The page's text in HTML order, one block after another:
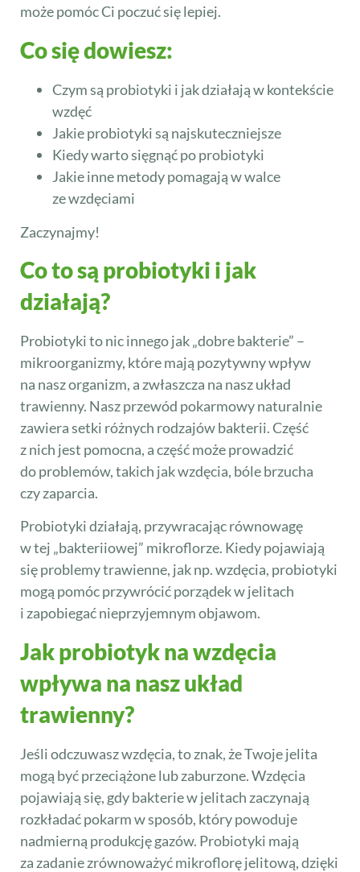
może pomóc Ci poczuć się lepiej.
Co się dowiesz:
Czym są probiotyki i jak działają w kontekście
wzdęć
Jakie probiotyki są najskuteczniejsze
Kiedy warto sięgnąć po probiotyki
Jakie inne metody pomagają w walce
ze wzdęciami
Zaczynajmy!
Co to są probiotyki i jak
działają?
Probiotyki to nic innego jak „dobre bakterie” –
mikroorganizmy, które mają pozytywny wpływ
na nasz organizm, a zwłaszcza na nasz układ
trawienny. Nasz przewód pokarmowy naturalnie
zawiera setki różnych rodzajów bakterii. Część
z nich jest pomocna, a część może prowadzić
do problemów, takich jak wzdęcia, bóle brzucha
czy zaparcia.
Probiotyki działają, przywracając równowagę
w tej „bakteriiowej” mikroflorze. Kiedy pojawiają
się problemy trawienne, jak np. wzdęcia, probiotyki
mogą pomóc przywrócić porządek w jelitach
i zapobiegać nieprzyjemnym objawom.
Jak probiotyk na wzdęcia
wpływa na nasz układ
trawienny?
Jeśli odczuwasz wzdęcia, to znak, że Twoje jelita
mogą być przeciążone lub zaburzone. Wzdęcia
pojawiają się, gdy bakterie w jelitach zaczynają
rozkładać pokarm w sposób, który powoduje
nadmierną produkcję gazów. Probiotyki mają
za zadanie zrównoważyć mikroflorę jelitową, dzięki